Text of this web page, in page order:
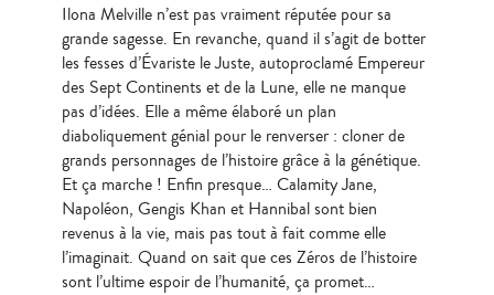
Ilona Melville n’est pas vraiment réputée pour sa
grande sagesse. En revanche, quand il s’agit de botter
les fesses d’Évariste le Juste, autoproclamé Empereur
des Sept Continents et de la Lune, elle ne manque
pas d’idées. Elle a même élaboré un plan
diaboliquement génial pour le renverser : cloner de
grands personnages de l’histoire grâce à la génétique.
Et ça marche ! Enfin presque… Calamity Jane,
Napoléon, Gengis Khan et Hannibal sont bien
revenus à la vie, mais pas tout à fait comme elle
l’imaginait. Quand on sait que ces Zéros de l’histoire
sont l’ultime espoir de l’humanité, ça promet…